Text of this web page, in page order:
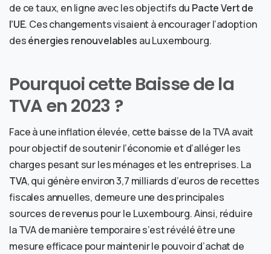
de ce taux, en ligne avec les objectifs du Pacte Vert de
l’UE. Ces changements visaient à encourager l’adoption
desénergies renouvelables au Luxembourg.
Pourquoi cette Baisse de la
TVA en 2023 ?
Face à une inflation élevée, cette baisse de la TVA avait
pour objectif de soutenir l’économie et d’alléger les
charges pesant sur les ménages et les entreprises. La
TVA, qui génère environ 3,7 milliards d’euros de recettes
fiscales annuelles, demeure une des principales
sources de revenus pour le Luxembourg. Ainsi, réduire
la TVA de manière temporaire s’est révélé être une
mesure efficace pour maintenir le pouvoir d’achat de